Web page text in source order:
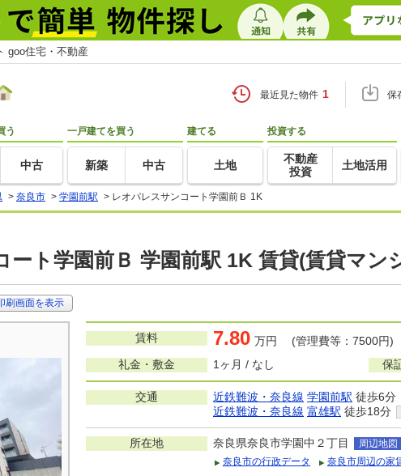
goo住宅・不動産
最近見た物件 1 保
う
中古
一戸建てを買う
新築 中古
建てる
土地
投資する
不動産
投資
土地活用
> 奈良市 > 学園前駅 > レオパレスサンコート学園前Ｂ 1K
ート学園前Ｂ 学園前駅 1K 賃貸(賃貸マン
刷画面を表示
賃料 7.80 万円 (管理費等：7500円)
礼金・敷金
1ヶ月 / なし 保
交通 近鉄難波・奈良線 学園前駅 徒歩6分
近鉄難波・奈良線 富雄駅 徒歩18分
所在地 奈良県奈良市学園中２丁目
周辺地図
奈良市の行政データ
奈良市周辺の家